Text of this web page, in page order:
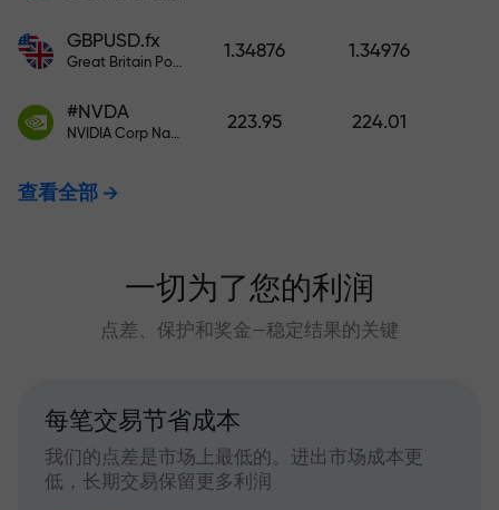
GBPUSD.fx
Great Britain Pound vs US Dollar
1.34876 1.34976
#NVDA
NVIDIA Corp Nasdaq Stock Exchange (Nasdaq) USD
223.95 224.01
查看全部
一切为了您的利润
点差、保护和奖金—稳定结果的关键
每笔交易节省成本
我们的点差是市场上最低的。进出市场成本更
低，长期交易保留更多利润